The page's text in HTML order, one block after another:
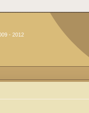
- 2012